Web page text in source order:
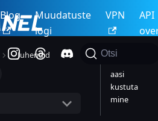
Blog
Muudatuste
logi
VPN
API
Otsi
Juhendid
aasi
kustuta
mine